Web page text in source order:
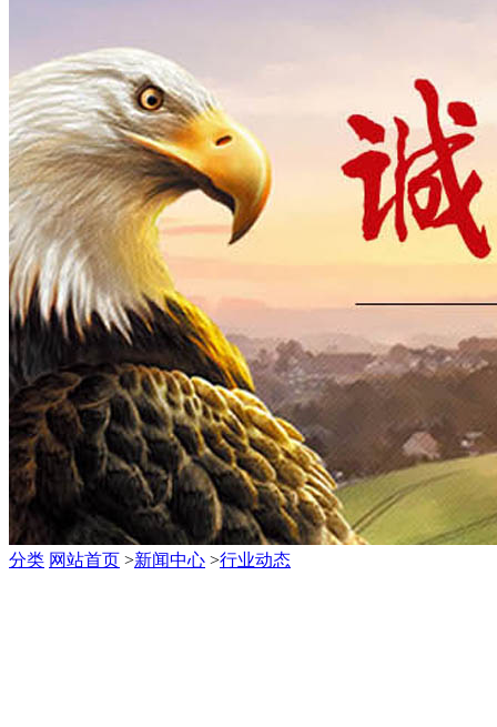
分类 网站首页 >新闻中心 >行业动态